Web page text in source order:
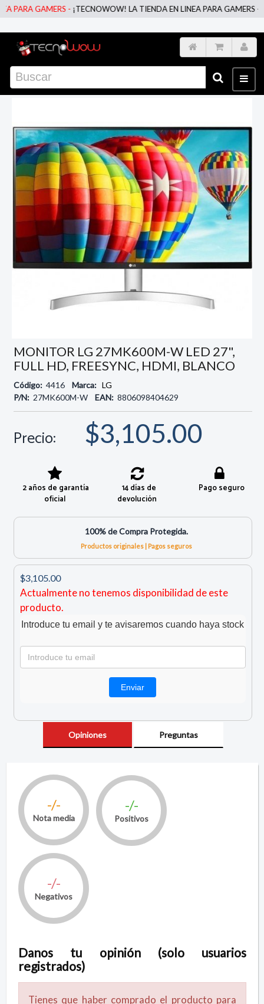
GAMERS -¡TECNOWOW! LA TIENDA EN LINEA PARA GAMERS -
MONITOR LG 27MK600M-W LED 27",
FULL HD, FREESYNC, HDMI, BLANCO
Código: 4416 Marca: LG
P/N: 27MK600M-W EAN: 8806098404629
Precio: $3,105.00
2 años de garantía
oficial
14 días de
devolución
Pago seguro
100% de Compra Protegida.
Productos originales | Pagos seguros
$3,105.00
Actualmente no tenemos disponibilidad de este
producto.
Introduce tu email y te avisaremos cuando haya stock
Opiniones Preguntas
-/-
Nota media
-/-
Positivos
-/-
Negativos
Danos tu opinión (solo usuarios
registrados)
Tienes que haber comprado el producto para